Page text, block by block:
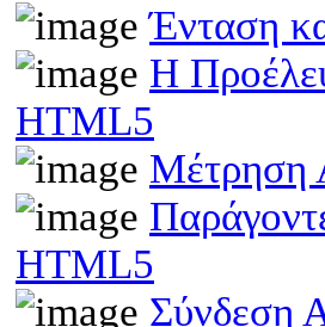
Ένταση
Η
HTML5
Μέτρηση
HTML5
Σύνδεση